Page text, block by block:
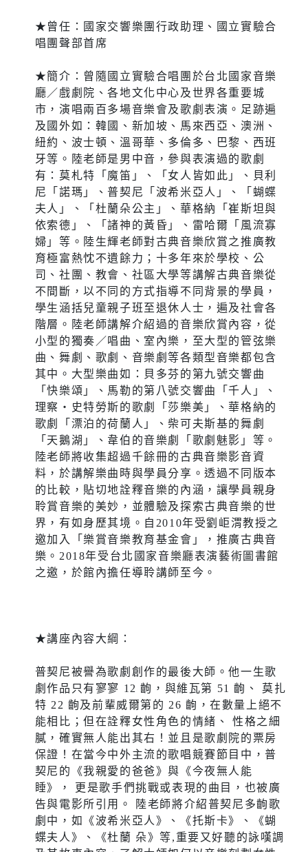
★曾任：國家交響樂團行政助理、國立實驗合
唱團聲部首席
★簡介：曾隨國立實驗合唱團於台北國家音樂
廳／戲劇院、各地文化中心及世界各重要城
市，演唱兩百多場音樂會及歌劇表演。足跡遍
及國外如：韓國、新加坡、馬來西亞、澳洲、
紐約、波士頓、溫哥華、多倫多、巴黎、西班
牙等。陸老師是男中音，參與表演過的歌劇
有：莫札特「魔笛」、「女人皆如此」、貝利
尼「諾瑪」、普契尼「波希米亞人」、「蝴蝶
夫人」、「杜蘭朵公主」、華格納「崔斯坦與
依索德」、「諸神的黃昏」、雷哈爾「風流寡
婦」等。陸生輝老師對古典音樂欣賞之推廣教
育極富熱忱不遺餘力；十多年來於學校、公
司、社團、教會、社區大學等講解古典音樂從
不間斷，以不同的方式指導不同背景的學員，
學生涵括兒童親子班至退休人士，遍及社會各
階層。陸老師講解介紹過的音樂欣賞內容，從
小型的獨奏／唱曲、室內樂，至大型的管弦樂
曲、舞劇、歌劇、音樂劇等各類型音樂都包含
其中。大型樂曲如：貝多芬的第九號交響曲
「快樂頌」、馬勒的第八號交響曲「千人」、
理察‧史特勞斯的歌劇「莎樂美」、華格納的
歌劇「漂泊的荷蘭人」、柴可夫斯基的舞劇
「天鵝湖」、韋伯的音樂劇「歌劇魅影」等。
陸老師將收集超過千餘冊的古典音樂影音資
料，於講解樂曲時與學員分享。透過不同版本
的比較，貼切地詮釋音樂的內涵，讓學員親身
聆賞音樂的美妙，並體驗及探索古典音樂的世
界，有如身歷其境。自2010年受劉岠渭教授之
邀加入「樂賞音樂教育基金會」，推廣古典音
樂。2018年受台北國家音樂廳表演藝術圖書館
之邀，於館內擔任導聆講師至今。
★講座內容大綱：
普契尼被譽為歌劇創作的最後大師。他一生歌
劇作品只有寥寥 12 齣，與維瓦第 51 齣、 莫扎
特 22 齣及前輩威爾第的 26 齣，在數量上絕不
能相比；但在詮釋女性角色的情緒、 性格之細
膩，確實無人能出其右！並且是歌劇院的票房
保證！在當今中外主流的歌唱競賽節目中，普
契尼的《我親愛的爸爸》與《今夜無人能
睡》， 更是歌手們挑戰或表現的曲目，也被廣
告與電影所引用。 陸老師將介紹普契尼多齣歌
劇中，如《波希米亞人》、《托斯卡》、《蝴
蝶夫人》、《杜蘭 朵》等,重要又好聽的詠嘆調